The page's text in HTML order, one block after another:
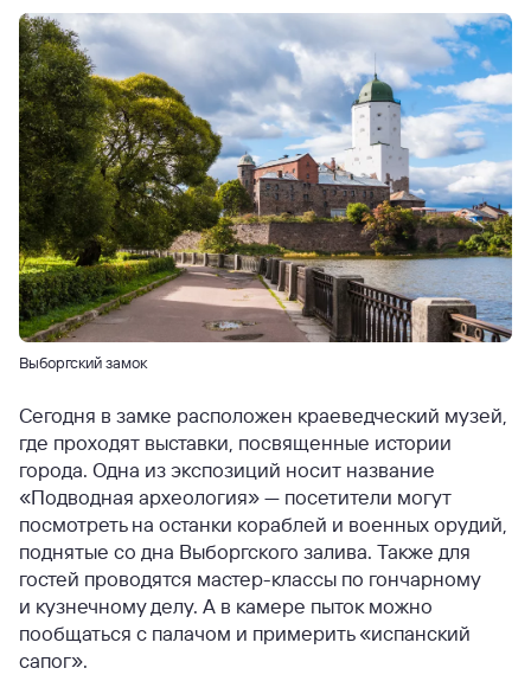
Выборгский замок
Сегодня в замке расположен краеведческий музей,
где проходят выставки, посвященные истории
города. Одна из экспозиций носит название
«Подводная археология» — посетители могут
посмотреть на останки кораблей и военных орудий,
поднятые со дна Выборгского залива. Также для
гостей проводятся мастер-классы по гончарному
и кузнечному делу. А в камере пыток можно
пообщаться с палачом и примерить «испанский
сапог».